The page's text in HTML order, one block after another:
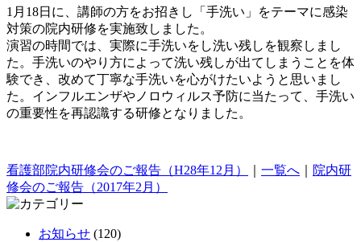
1月18日に、講師の方をお招きし「手洗い」をテーマに感染
対策の院内研修を実施致しました。
演習の時間では、実際に手洗いをし洗い残しを観察しまし
た。手洗いのやり方によって洗い残しが出てしまうことを体
験でき、改めて丁寧な手洗いを心がけたいようと思いまし
た。インフルエンザやノロウィルス予防に当たって、手洗い
の重要性を再認識する研修となりました。
看護部院内研修会のご報告（H28年12月） 一覧へ
院内研
修会のご報告（2017年2月）
お知らせ (120)